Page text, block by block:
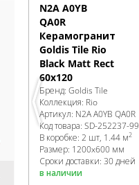
N2A A0YB
QA0R
Керамогранит
Goldis Tile Rio
Black Matt Rect
60x120
Бренд: Goldis Tile
Коллекция: Rio
Артикул: N2A A0YB QA0R
Код товара: SD-252237-99
В коробке: 2 шт, 1.44 м2
Размер: 1200x600 мм
Сроки доставки: 30 дней
в наличии